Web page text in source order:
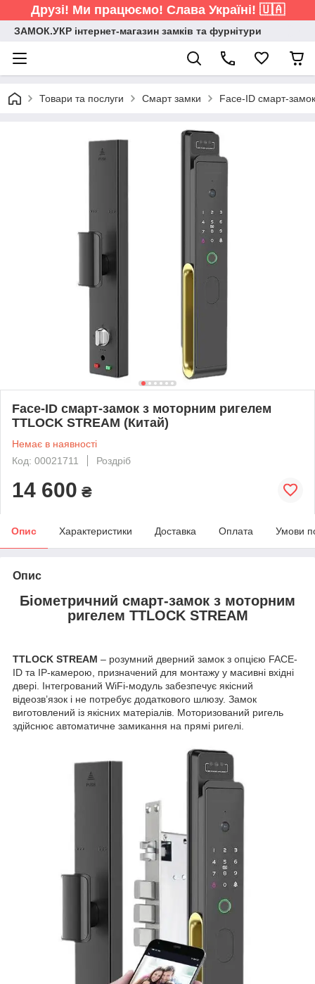
Друзі! Ми працюємо! Слава Україні! 🇺🇦
ЗАМОК.УКР інтернет-магазин замків та фурнітури
Товари та послуги Смарт замки Face-ID смарт-
Face-ID смарт-замок з моторним ригелем
TTLOCK STREAM (Китай)
Немає в наявності
Код: 00021711
Роздріб
14 600 ₴
Опис Характеристики Доставка Оплата Умови
Опис
Біометричний смарт-замок з моторним
ригелем TTLOCK STREAM
TTLOCK STREAM – розумний дверний замок з опцією FACE-
ID та IP-камерою, призначений для монтажу у масивні вхідні
двері. Інтегрований WiFi-модуль забезпечує якісний
відеозв’язок і не потребує додаткового шлюзу. Замок
виготовлений із якісних матеріалів. Моторизований ригель
здійснює автоматичне замикання на прямі ригелі.